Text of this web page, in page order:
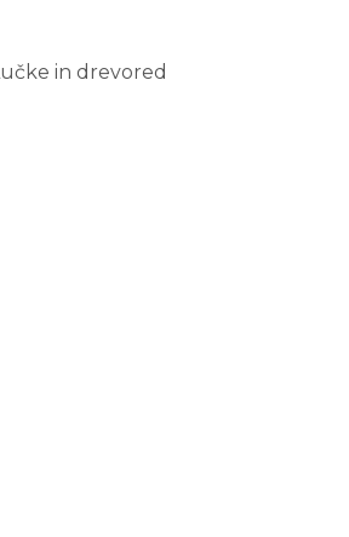
in drevored